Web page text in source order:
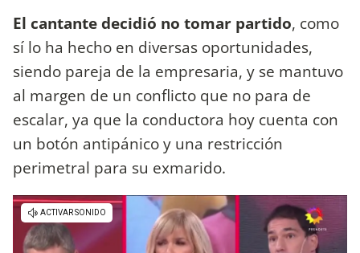
El cantante decidió no tomar partido, como
sí lo ha hecho en diversas oportunidades,
siendo pareja de la empresaria, y se mantuvo
al margen de un conflicto que no para de
escalar, ya que la conductora hoy cuenta con
un botón antipánico y una restricción
perimetral para su exmarido.